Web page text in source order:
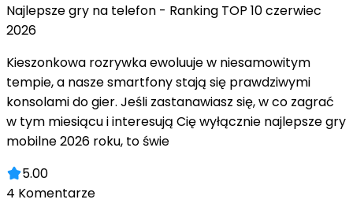
Najlepsze gry na telefon - Ranking TOP 10 czerwiec
2026
Kieszonkowa rozrywka ewoluuje w niesamowitym
tempie, a nasze smartfony stają się prawdziwymi
konsolami do gier. Jeśli zastanawiasz się, w co zagrać
w tym miesiącu i interesują Cię wyłącznie najlepsze gry
mobilne 2026 roku, to świe
5.00
4 Komentarze